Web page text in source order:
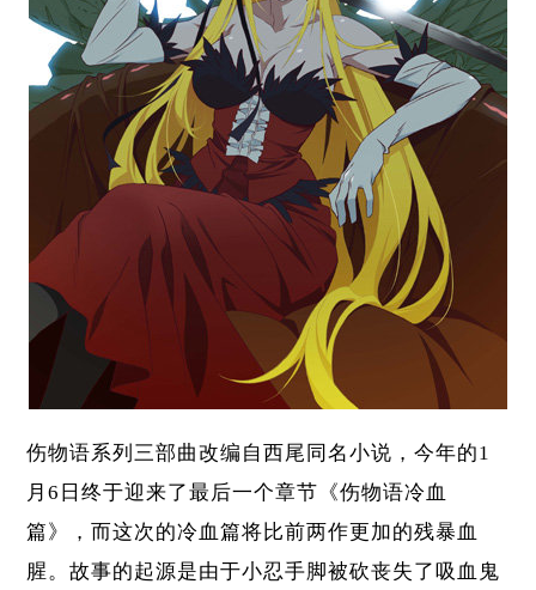
伤物语系列三部曲改编自西尾同名小说，今年的1
月6日终于迎来了最后一个章节《伤物语冷血
篇》，而这次的冷血篇将比前两作更加的残暴血
腥。故事的起源是由于小忍手脚被砍丧失了吸血鬼